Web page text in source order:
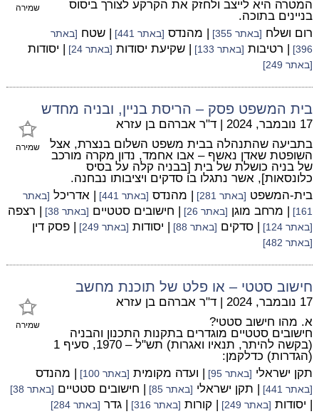
שמירה
המטרה היא לייצב ולחזק את הקרקע לצורך ביסוס
בניינים בתוכה.
רום ושלח [באתר 355] | מהנדס [באתר 441] | שטח [באתר
396]
| רטיבות [באתר 133] | שקיעת יסודות [באתר 24] | יסודות
[באתר 249]
בית המשפט פסק – הריסת בניין, ובניה מחדש
שמירה
17 נובמבר, 2024 | ד"ר אברהם בן עזרא
בתביעה שהתנהלה בבית משפט השלום בנצרת, אצל
השופטת שאדן נאשף – אבו אחמד, נדון מקרה מורכב
של בניה כושלת של בית [בבניה קלה על בסיס
כלונסאות], אשר נתגלו בו סדקים ויציבותו נבחנה.
בית-המשפט [באתר 281] | מהנדס [באתר 441] | אדריכל [באתר
161]
| מרחב מוגן [באתר 26] | חישובים סטטיים [באתר 38] | רצפה
[באתר 124] | סדקים [באתר 88] | יסודות [באתר 249] | פסק דין
[באתר 482]
חישוב סטטי – או פלט של תוכנת מחשב
שמירה
17 נובמבר, 2024 | ד"ר אברהם בן עזרא
א. מהו חישוב סטטי?
חישובים סטטיים מוגדרים בתקנות התכנון והבניה
(בקשה להיתר, תנאיו ואגרות) תש"ל – 1970, סעיף 1
(הגדרות) כדלקמן:
תקן ישראלי [באתר 95] | ועדה מקומית [באתר 100] | מהנדס
[באתר 441] | תקן ישראלי [באתר 85] | חישובים סטטיים [באתר 38]
| יסודות [באתר 249] | קורות [באתר 316] | גדר [באתר 284]